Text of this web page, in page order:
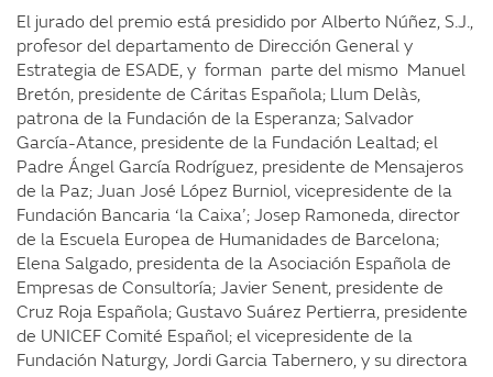
El jurado del premio está presidido por Alberto Núñez, S.J.,
profesor del departamento de Dirección General y
Estrategia de ESADE, y forman parte del mismo Manuel
Bretón, presidente de Cáritas Española; Llum Delàs,
patrona de la Fundación de la Esperanza; Salvador
García-Atance, presidente de la Fundación Lealtad; el
Padre Ángel García Rodríguez, presidente de Mensajeros
de la Paz; Juan José López Burniol, vicepresidente de la
Fundación Bancaria ‘la Caixa’; Josep Ramoneda, director
de la Escuela Europea de Humanidades de Barcelona;
Elena Salgado, presidenta de la Asociación Española de
Empresas de Consultoría; Javier Senent, presidente de
Cruz Roja Española; Gustavo Suárez Pertierra, presidente
de UNICEF Comité Español; el vicepresidente de la
Fundación Naturgy, Jordi Garcia Tabernero, y su directora